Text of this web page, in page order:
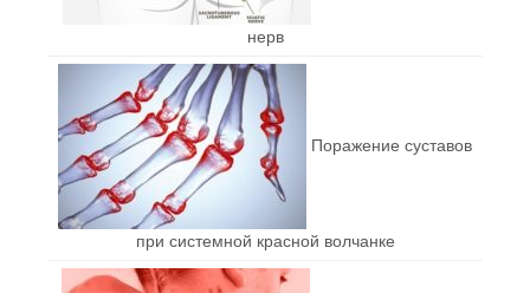
нерв
Поражение суставов
при системной красной волчанке